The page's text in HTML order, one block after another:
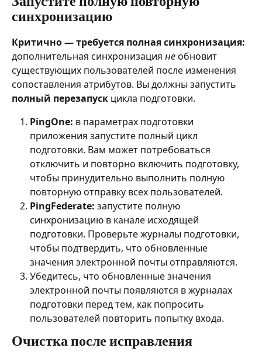
синхронизацию
Критично — требуется полная синхронизация:
дополнительная синхронизация не обновит
существующих пользователей после изменения
сопоставления атрибутов. Вы должны запустить
полный перезапуск цикла подготовки.
PingOne: в параметрах подготовки
приложения запустите полный цикл
подготовки. Вам может потребоваться
отключить и повторно включить подготовку,
чтобы принудительно выполнить полную
повторную отправку всех пользователей.
PingFederate: запустите полную
синхронизацию в канале исходящей
подготовки. Проверьте журналы подготовки,
чтобы подтвердить, что обновленные
значения электронной почты отправляются.
Убедитесь, что обновленные значения
электронной почты появляются в журналах
подготовки перед тем, как попросить
пользователей повторить попытку входа.
Очистка после исправления